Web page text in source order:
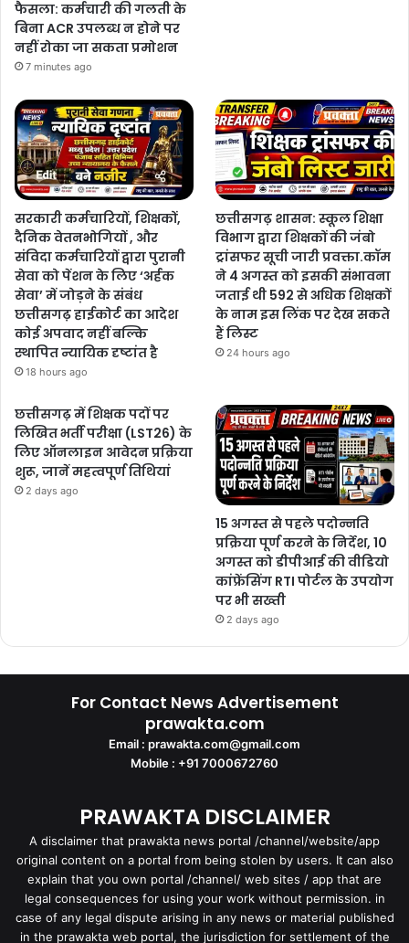
फैसला: कर्मचारी की गलती के
बिना ACR उपलब्ध न होने पर
नहीं रोका जा सकता प्रमोशन
7 minutes ago
सरकारी कर्मचारियों, शिक्षकों,
दैनिक वेतनभोगियों , और
संविदा कर्मचारियों द्वारा पुरानी
सेवा को पेंशन के लिए ‘अर्हक
सेवा’ में जोड़ने के संबंध
छत्तीसगढ़ हाईकोर्ट का आदेश
कोई अपवाद नहीं बल्कि
स्थापित न्यायिक दृष्टांत है
18 hours ago
छत्तीसगढ़ शासन: स्कूल शिक्षा
विभाग द्वारा शिक्षकों की जंबो
ट्रांसफर सूची जारी प्रवक्ता.कॉम
ने 4 अगस्त को इसकी संभावना
जताई थी 592 से अधिक शिक्षकों
के नाम इस लिंक पर देख सकते
हैं लिस्ट
24 hours ago
छत्तीसगढ़ में शिक्षक पदों पर
लिखित भर्ती परीक्षा (LST26) के
लिए ऑनलाइन आवेदन प्रक्रिया
शुरू, जानें महत्वपूर्ण तिथियां
2 days ago
15 अगस्त से पहले पदोन्नति
प्रक्रिया पूर्ण करने के निर्देश, 10
अगस्त को डीपीआई की वीडियो
कांफ्रेंसिंग RTI पोर्टल के उपयोग
पर भी सख्ती
2 days ago
For Contact News Advertisement
prawakta.com
Email : prawakta.com@gmail.com
Mobile : +91 7000672760
PRAWAKTA DISCLAIMER
A disclaimer that prawakta news portal /channel/website/app
original content on a portal from being stolen by users. It can also
explain that you own portal /channel/ web sites / app that are
legal consequences for using your work without permission. in
case of any legal dispute arising in any news or material published
in the prawakta web portal, the jurisdiction for settlement of the